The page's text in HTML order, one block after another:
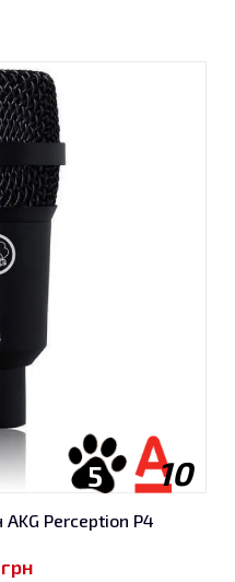
10
5
Perception P4
грн